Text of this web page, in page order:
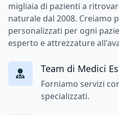
migliaia di pazienti a
naturale dal 2008. Creiamo
personalizzati per ogni
esperto e attrezzature
Team di Medici
Forniamo servizi
specializzati.